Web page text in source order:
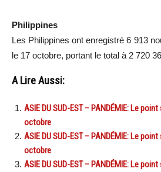
Philippines
Les Philippines ont enregistré 6 913
le 17 octobre, portant le total à 2 720
A Lire Aussi:
ASIE DU SUD-EST – PANDÉMIE: Le
octobre
ASIE DU SUD-EST – PANDÉMIE: Le
octobre
ASIE DU SUD-EST – PANDÉMIE: Le